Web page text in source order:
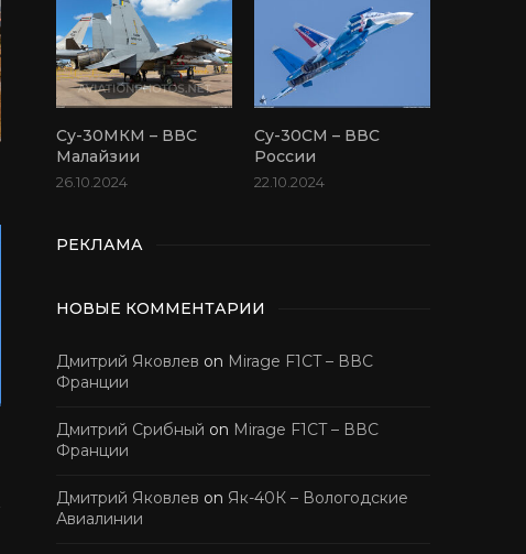
Су-30МКМ – ВВС
Малайзии
26.10.2024
Су-30СМ – ВВС
России
22.10.2024
РЕКЛАМА
НОВЫЕ КОММЕНТАРИИ
Дмитрий Яковлев on Mirage F1CT – ВВС
Франции
Дмитрий Срибный on Mirage F1CT – ВВС
Франции
Дмитрий Яковлев on Як-40К – Вологодские
Авиалинии